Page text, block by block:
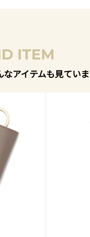
ITEM
アイテムも見てい